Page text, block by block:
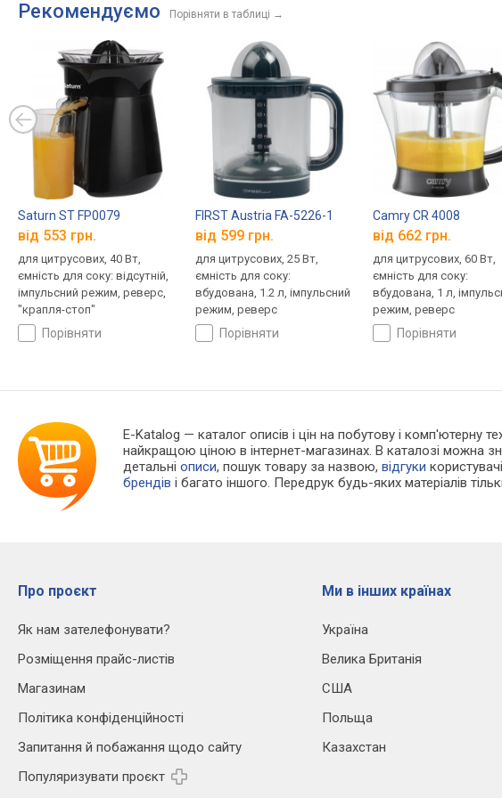
Рекомендуємо Порівняти в таблиці →
Saturn ST FP0079
від 553 грн.
для цитрусових, 40 Вт,
ємність для соку: відсутній,
імпульсний режим, реверс,
"крапля-стоп"
порівняти
FIRST Austria FA-5226-1
від 599 грн.
для цитрусових, 25 Вт,
ємність для соку:
вбудована, 1.2 л, імпульсний
режим, реверс
порівняти
Camry CR 4008
від 662 грн.
для цитрусових, 60 Вт,
ємність для соку:
вбудована, 1 л,
режим, реверс
порівняти
E-Katalog — каталог описів і цін на побутову і комп'ютерну
найкращою ціною в інтернет-магазинах. В каталозі можна
детальніописи, пошук товару за назвою,відгуки
брендів і багато іншого. Передрук будь-яких матеріалів
Про проєкт
Як нам зателефонувати?
Розміщення прайс-листів
Магазинам
Політика конфіденційності
Запитання й побажання щодо сайту
Популяризувати проєкт
Ми в інших країнах
Україна
Велика Британія
США
Польща
Казахстан